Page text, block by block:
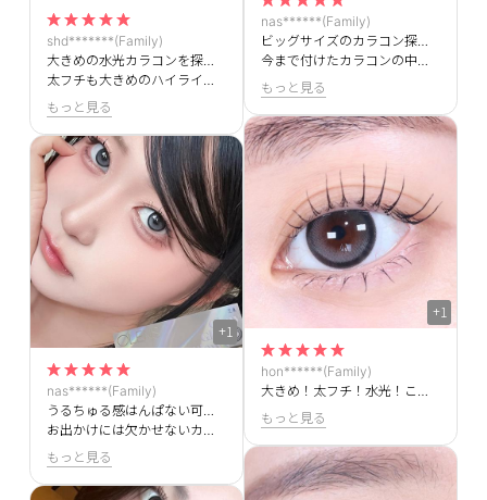
shd*******(Family)
大きめの水光カラコンを探していたのですが、ぴったりのものを見つけちゃいました😍
太フチも大きめのハイライターも本当に可愛いです✨
もっと見る
+1
nas******(Family)
うるちゅる感はんぱない可愛すぎます！！
お出かけには欠かせないカラコンです✨
もっと見る
nas******(Family)
今まで付けたカラコンの中で一番かわいくて本当に一生これ使います😍
もっと見る
+1
hon******(Family)
大きめ！太フチ！水光！こんなに私好みのカラコンほかにないです🥺🥺この絶妙なグレー感たまらないです😭😭
もっと見る